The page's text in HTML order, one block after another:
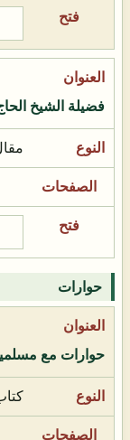
فضيلة الشيخ
حوارات
حوارات مع